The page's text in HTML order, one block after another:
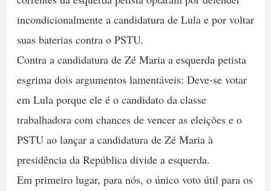
incondicionalmente a candidatura de Lula e por voltar
suas baterias contra o PSTU.
Contra a candidatura de Zé Maria a esquerda petista
esgrima dois argumentos lamentáveis: Deve-se votar
em Lula porque ele é o candidato da classe
trabalhadora com chances de vencer as eleições e o
PSTU ao lançar a candidatura de Zé Maria à
presidência da República divide a esquerda.
Em primeiro lugar, para nós, o único voto útil para os